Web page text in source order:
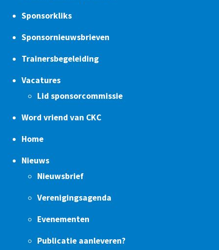
Sponsorkliks
Sponsornieuwsbrieven
Trainersbegeleiding
Vacatures
Lid sponsorcommissie
Word vriend van CKC
Home
Nieuws
Nieuwsbrief
Verenigingsagenda
Evenementen
Publicatie aanleveren?